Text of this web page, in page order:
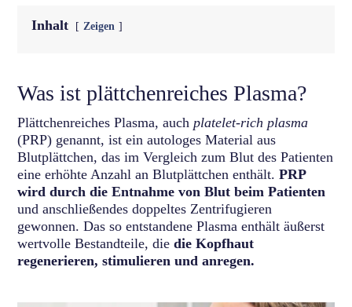
Inhalt Zeigen
Was ist plättchenreiches Plasma?
Plättchenreiches Plasma, auchplatelet-rich plasma
(PRP) genannt, ist ein autologes Material aus
Blutplättchen, das im Vergleich zum Blut des Patienten
eine erhöhte Anzahl an Blutplättchen enthält.PRP
wird durch die Entnahme von Blut beim Patienten
und anschließendes doppeltes Zentrifugieren
gewonnen. Das so entstandene Plasma enthält äußerst
wertvolle Bestandteile, diedie Kopfhaut
regenerieren, stimulieren und anregen.